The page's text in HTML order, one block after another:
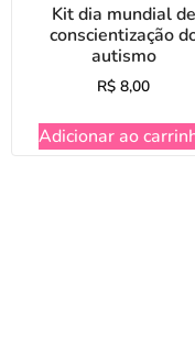
Kit dia mundial de
conscientização
autismo
R$ 8,00
Adicionar ao